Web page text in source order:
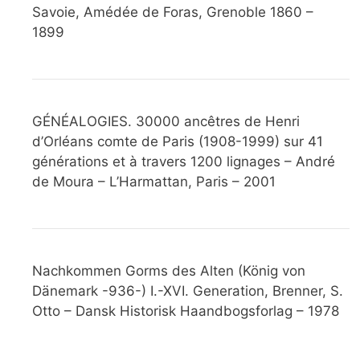
Savoie, Amédée de Foras, Grenoble 1860 –
1899
GÉNÉALOGIES. 30000 ancêtres de Henri
d’Orléans comte de Paris (1908-1999) sur 41
générations et à travers 1200 lignages – André
de Moura – L’Harmattan, Paris – 2001
Nachkommen Gorms des Alten (König von
Dänemark -936-) I.-XVI. Generation, Brenner, S.
Otto – Dansk Historisk Haandbogsforlag – 1978